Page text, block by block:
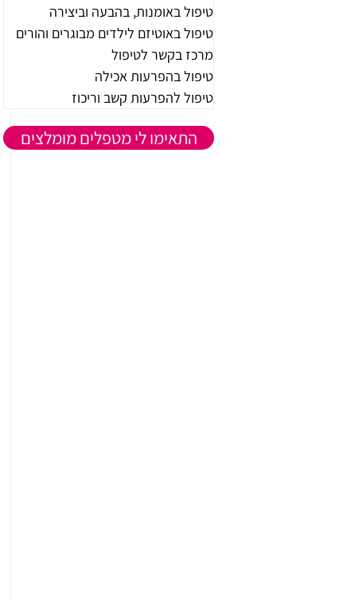
טיפול באומנות, בהבעה וביצירה
טיפול באוטיזם לילדים מבוגרים והורים
מרכז בקשר לטיפול
טיפול בהפרעות אכילה
טיפול להפרעות קשב וריכוז
התאימו לי מטפלים מומלצים